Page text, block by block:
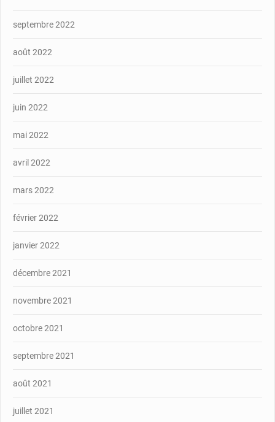
septembre 2022
août 2022
juillet 2022
juin 2022
mai 2022
avril 2022
mars 2022
février 2022
janvier 2022
décembre 2021
novembre 2021
octobre 2021
septembre 2021
août 2021
juillet 2021